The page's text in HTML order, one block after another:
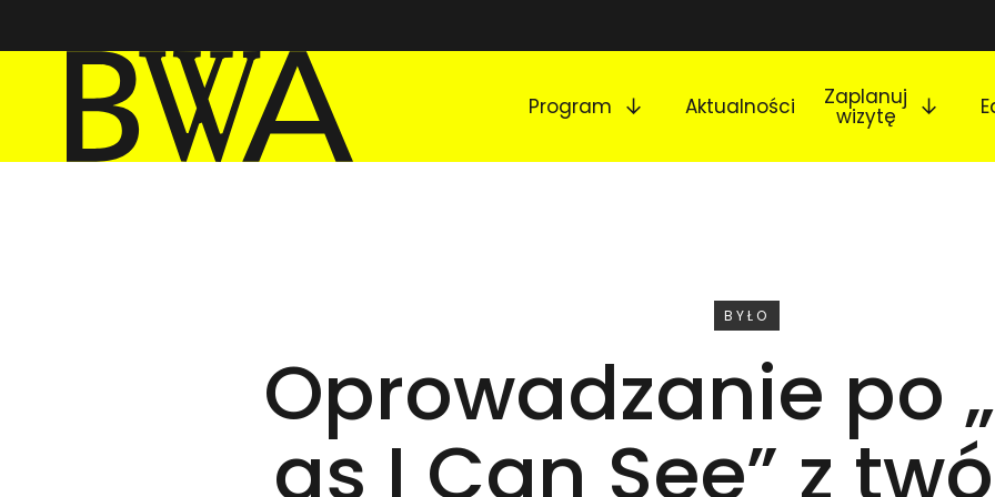
BWA Wrocław
Galerie Sztuki Współczesnej
Program Aktualności Zaplanuj
wizytę
WYDARZENIE
BYŁO
Oprowadzanie po
as I Can See” z